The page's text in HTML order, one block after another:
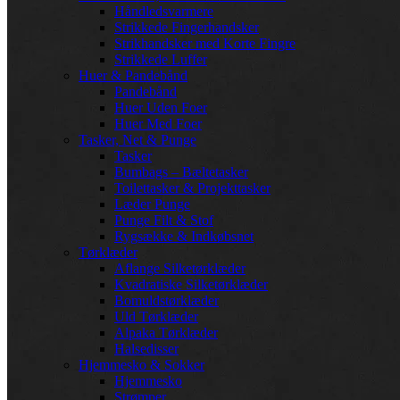
Håndledsvarmere
Strikkede Fingerhandsker
Strikhandsker med Korte Fingre
Strikkede Luffer
Huer & Pandebånd
Pandebånd
Huer Uden Foer
Huer Med Foer
Tasker, Net & Punge
Tasker
Bumbags – Bæltetasker
Toilettasker & Projekttasker
Læder Punge
Punge Filt & Stof
Rygsække & Indkøbsnet
Tørklæder
Aflange Silketørklæder
Kvadratiske Silketørklæder
Bomuldstørklæder
Uld Tørklæder
Alpaka Tørklæder
Halsedisser
Hjemmesko & Sokker
Hjemmesko
Strømper